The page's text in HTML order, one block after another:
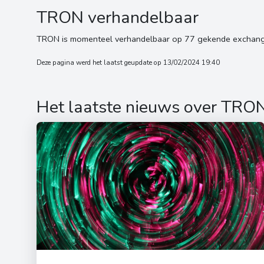
TRON verhandelbaar
TRON is momenteel verhandelbaar op 77 gekende
Deze pagina werd het laatst geupdate op 13/02/2024 19:40
Het laatste nieuws over